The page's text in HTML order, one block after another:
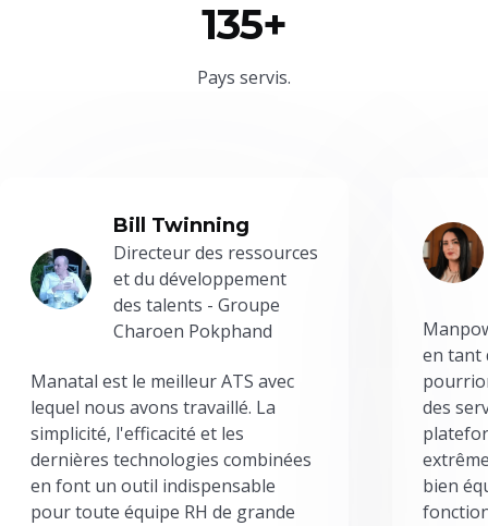
135+
Pays servis.
Bill Twinning
Directeur des ressources
et du développement
des talents - Groupe
Charoen Pokphand
Manatal est le meilleur ATS avec
lequel nous avons travaillé. La
simplicité, l'efficacité et les
dernières technologies combinées
en font un outil indispensable
pour toute équipe RH de grande
en tant
des
bien